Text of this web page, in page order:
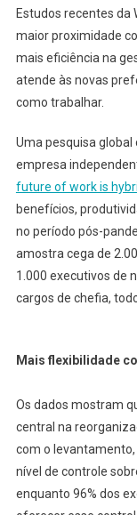
Estudos recentes da
maior proximidade
mais eficiência na
atende às novas
como trabalhar.
Uma pesquisa global
empresa
future of work is
benefícios,
no período pós-
amostra cega de
1.000 executivos de
cargos de chefia,
Mais flexibilidade
Os dados mostram
central na
com o
nível de controle
enquanto 96% dos